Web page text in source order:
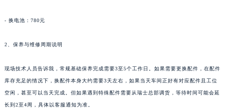
- 换电池：780元
2、保养与维修周期说明
现场技术人员告诉我，常规基础保养完成需要3至5个工作日。如果需要更换配件，在配件
库存充足的情况下，换配件本身大约需要3天左右，如果当天车间正好有对应配件且工位
空闲，甚至可以当天完成。但如果遇到特殊配件需要从瑞士总部调货，等待时间可能会延
长到2至4周，具体以客服通知为准。